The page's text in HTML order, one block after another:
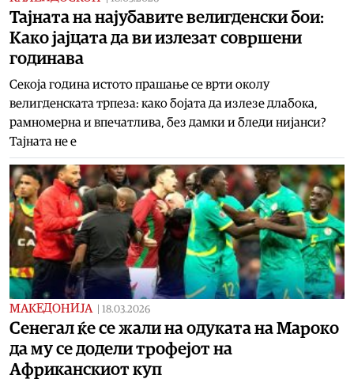
Тајната на најубавите велигденски бои:
Како јајцата да ви излезат совршени
годинава
Секоја година истото прашање се врти околу
велигденската трпеза: како бојата да излезе длабока,
рамномерна и впечатлива, без дамки и бледи нијанси?
Тајната не е
МАКЕДОНИЈА 18.03.2026
Сенегал ќе се жали на одуката на Мароко
да му се додели трофејот на
Африканскиот куп